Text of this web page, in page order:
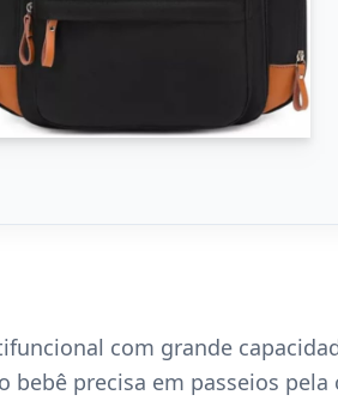
com grande
bebê precisa em passeios